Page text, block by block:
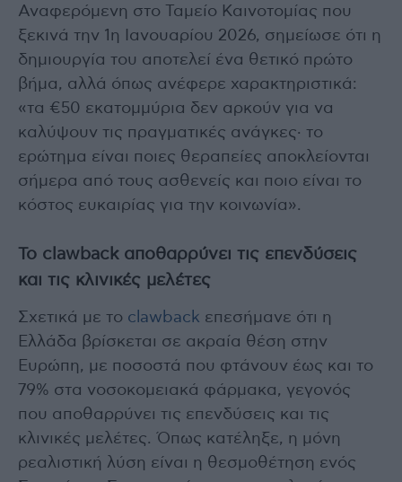
Αναφερόμενη στο Ταμείο Καινοτομίας που
ξεκινά την 1η Ιανουαρίου 2026, σημείωσε ότι η
δημιουργία του αποτελεί ένα θετικό πρώτο
βήμα, αλλά όπως ανέφερε χαρακτηριστικά:
«τα €50 εκατομμύρια δεν αρκούν για να
καλύψουν τις πραγματικές ανάγκες· το
ερώτημα είναι ποιες θεραπείες αποκλείονται
σήμερα από τους ασθενείς και ποιο είναι το
κόστος ευκαιρίας για την κοινωνία».
To clawback αποθαρρύνει τις επενδύσεις
και τις κλινικές μελέτες
Σχετικά με το clawback επεσήμανε ότι η
Ελλάδα βρίσκεται σε ακραία θέση στην
Ευρώπη, με ποσοστά που φτάνουν έως και το
79% στα νοσοκομειακά φάρμακα, γεγονός
που αποθαρρύνει τις επενδύσεις και τις
κλινικές μελέτες. Όπως κατέληξε, η μόνη
ρεαλιστική λύση είναι η θεσμοθέτηση ενός